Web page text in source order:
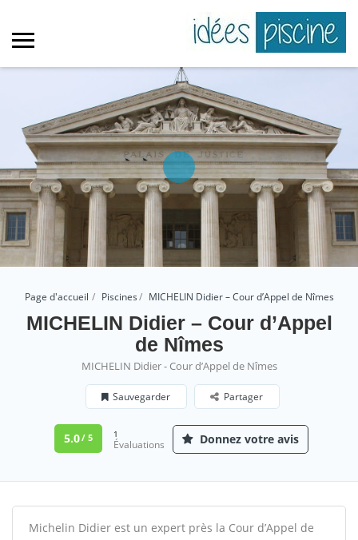
Page d'accueil Piscines MICHELIN Didier – Cour d’Appel de Nîmes
MICHELIN Didier – Cour d’Appel
de Nîmes
MICHELIN Didier - Cour d’Appel de Nîmes
Sauvegarder Partager
5.0/ 5 1
Évaluations Donnez votre avis
Michelin Didier est un expert près la Cour d’Appel de